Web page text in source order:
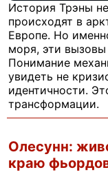
История Трэны
происходят в
Европе. Но
моря, эти
Понимание
увидеть не
идентичности.
трансформации.
Олесунн:
краю